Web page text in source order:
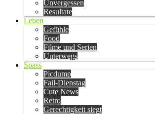
Unvergessen
Resultate
Leben
Gefühle
Food
Filme und Serien
Unterwegs
Spass
Picdump
Fail-Dienstag
Cute News
Retro
Gerechtigkeit siegt